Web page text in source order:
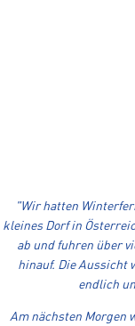
"Wir hatten
kleines Dorf in
ab und fuhren über
hinauf. Die Aussicht
endlich
Am nächsten Morgen